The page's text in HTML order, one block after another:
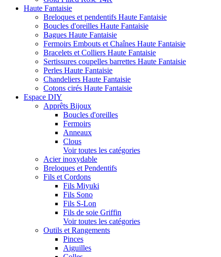
Haute Fantaisie
Breloques et pendentifs Haute Fantaisie
Boucles d'oreilles Haute Fantaisie
Bagues Haute Fantaisie
Fermoirs Embouts et Chaînes Haute Fantaisie
Bracelets et Colliers Haute Fantaisie
Sertissures coupelles barrettes Haute Fantaisie
Perles Haute Fantaisie
Chandeliers Haute Fantaisie
Cotons cirés Haute Fantaisie
Espace DIY
Apprêts Bijoux
Boucles d'oreilles
Fermoirs
Anneaux
Clous
Voir toutes les catégories
Acier inoxydable
Breloques et Pendentifs
Fils et Cordons
Fils Miyuki
Fils Sono
Fils S-Lon
Fils de soie Griffin
Voir toutes les catégories
Outils et Rangements
Pinces
Aiguilles